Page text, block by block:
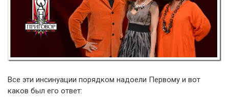
Все эти инсинуации порядком надоели Первому и вот
каков был его ответ: